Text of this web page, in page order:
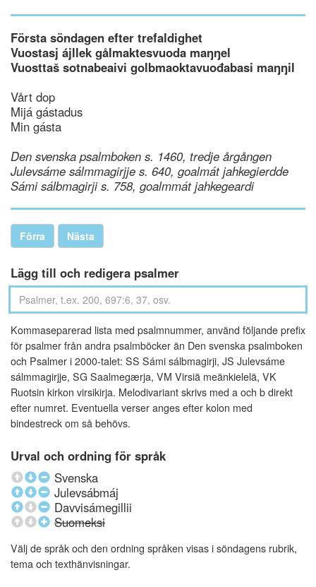
Första söndagen efter trefaldighet
Vuostasj ájllek gålmaktesvuoda maŋŋel
Vuosttaš sotnabeaivi golbmaoktavuođabasi maŋŋil
Vårt dop
Mijá gástadus
Min gásta
Den svenska psalmboken s. 1460, tredje årgången
Julevsáme sálmmagirjje s. 640, goalmát jahkegierdde
Sámi sálbmagirji s. 758, goalmmát jahkegeardi
Förra Nästa
Lägg till och redigera psalmer
Kommaseparerad lista med psalmnummer, använd följande prefix
för psalmer från andra psalmböcker än Den svenska psalmboken
och Psalmer i 2000-talet: SS Sámi sálbmagirji, JS Julevsáme
sálmmagirjje, SG Saalmegærja, VM Virsiä meänkielelä, VK
Ruotsin kirkon virsikirja. Melodivariant skrivs med a och b direkt
efter numret. Eventuella verser anges efter kolon med
bindestreck om så behövs.
Urval och ordning för språk
Svenska
Julevsábmáj
Davvisámegillii
Suomeksi
Välj de språk och den ordning språken visas i söndagens rubrik,
tema och texthänvisningar.